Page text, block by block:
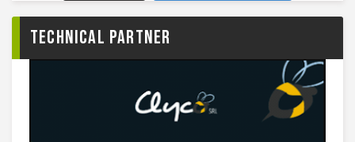
TECHNICAL PARTNER